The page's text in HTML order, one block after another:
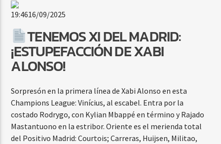
19:4616/09/2025
TENEMOS XI DEL MADRID:
¡ESTUPEFACCIÓN DE XABI
ALONSO!
Sorpresón en la primera línea de Xabi Alonso en esta
Champions League: Vinícius, al escabel. Entra por la
costado Rodrygo, con Kylian Mbappé en término y Rajado
Mastantuono en la estribor. Oriente es el merienda total
del Positivo Madrid: Courtois; Carreras, Huijsen, Militao,